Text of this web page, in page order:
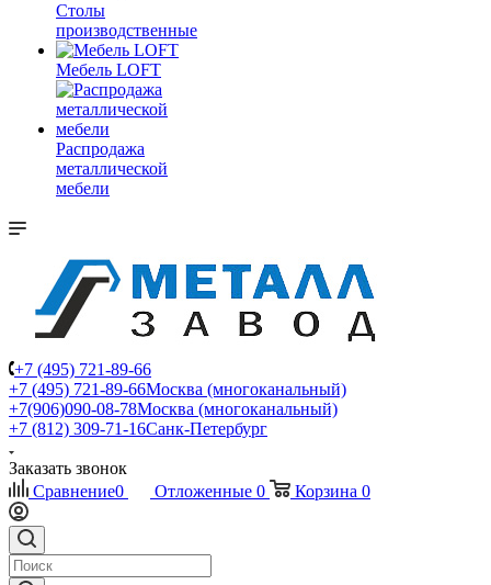
Столы
производственные
Мебель LOFT
Распродажа
металлической
мебели
+7 (495) 721-89-66
+7 (495) 721-89-66Москва (многоканальный)
+7(906)090-08-78Москва (многоканальный)
+7 (812) 309-71-16Санк-Петербург
Заказать звонок
Сравнение0 Отложенные 0 Корзина 0